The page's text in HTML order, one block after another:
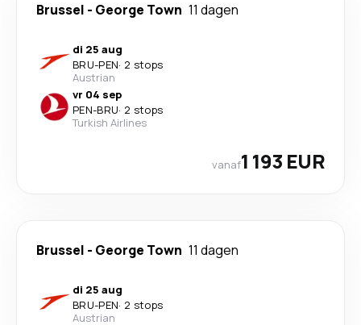
Brussel - George Town 11 dagen
di 25 aug
BRU-PEN· 2 stops
Austrian
vr 04 sep
PEN-BRU· 2 stops
Turkish Airlines
vanaf1 193 EUR
Brussel - George Town 11 dagen
di 25 aug
BRU-PEN· 2 stops
Austrian